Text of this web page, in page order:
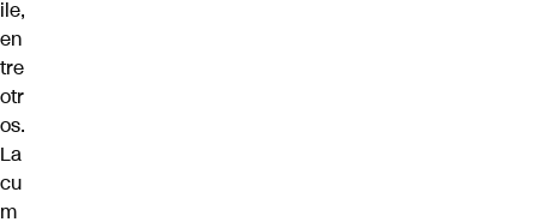
ile,
en
tre
otr
os.
La
cu
m